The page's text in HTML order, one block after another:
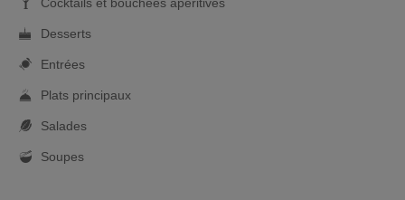
Desserts
Entrées
Plats principaux
Salades
Soupes